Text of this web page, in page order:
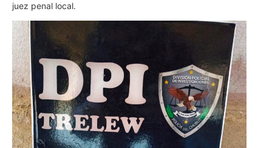
juez penal local.